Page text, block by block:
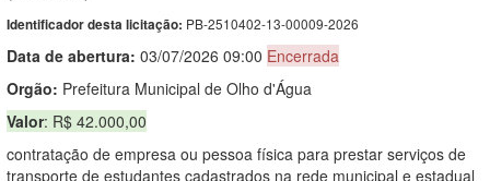
Identificador desta licitação: PB-2510402-13-00009-2026
Data de abertura: 03/07/2026 09:00 Encerrada
Orgão: Prefeitura Municipal de Olho d'Água
Valor: R$ 42.000,00
contratação de empresa ou pessoa física para prestar serviços de
transporte de estudantes cadastrados na rede municipal e estadual